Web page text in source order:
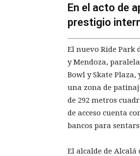
En el acto de
prestigio
El nuevo Ride Park
y Mendoza,
Bowl y Skate Plaza,
una zona de
de 292 metros
de acceso cuenta
bancos para
El alcalde de Alcalá